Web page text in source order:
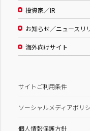
投資家／IR
お知らせ／ニュースリ
海外向けサイト
サイトご利用条件
ソーシャルメディアポリ
個人情報保護方針